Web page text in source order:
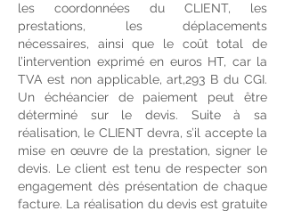
les coordonnées du CLIENT, les
prestations, les déplacements
nécessaires, ainsi que le coût total de
l’intervention exprimé en euros HT, car la
TVA est non applicable, art,293 B du CGI.
Un échéancier de paiement peut être
déterminé sur le devis. Suite à sa
réalisation, le CLIENT devra, s’il accepte la
mise en œuvre de la prestation, signer le
devis. Le client est tenu de respecter son
engagement dès présentation de chaque
facture. La réalisation du devis est gratuite